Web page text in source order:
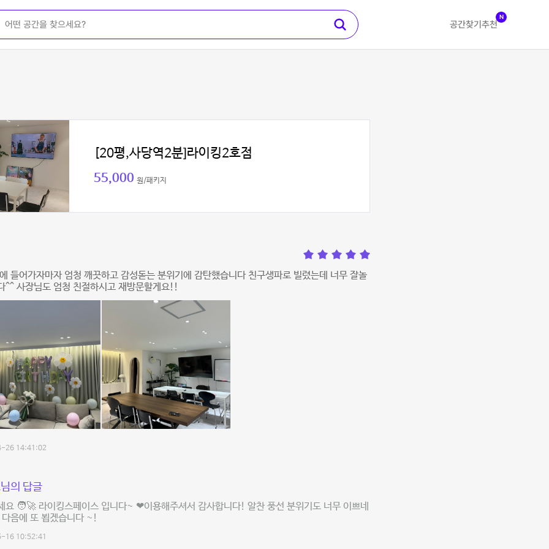
공간찾기 추천
N
[20평,사당역2분]라이킹2호점
55,000 원/패키지
들어가자마자 엄청 깨끗하고 감성돋는 분위기에 감탄했습니다 친구생파로 빌렸는데 너무 잘놀
^^ 사장님도 엄청 친절하시고 재방문할게요!!
26 14:41:02
의 답글
요 🧑‍🚀 라이킹스페이스 입니다~ ❤이용해주셔서 감사합니다! 알찬 풍선 분위기도 너무 이쁘네
음에 또 뵙겠습니다 ~!
16 10:52:41